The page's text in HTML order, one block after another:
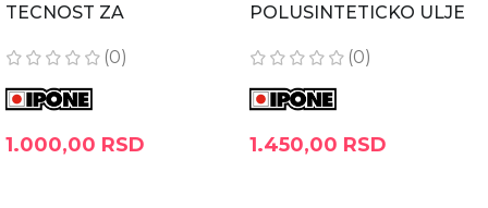
TECNOST ZA
ANTIFRIZ 1L(0)
1.000,00 RSD
POLUSINTETICKO ULJE
MIRISOM JAGODE 1L
(0)
1.450,00 RSD